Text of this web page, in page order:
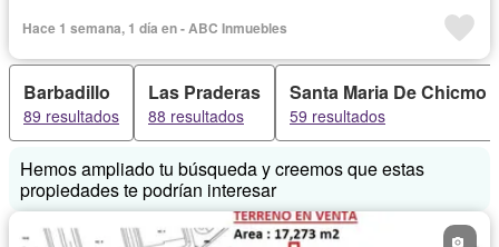
Hace 1 semana, 1 día en - ABC Inmuebles
Barbadillo
89 resultados
Las Praderas
88 resultados
Santa Maria De Chicmo
59 resultados
Hemos ampliado tu búsqueda y creemos que estas
propiedades te podrían interesar